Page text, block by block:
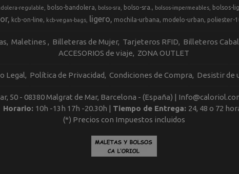
regulable bolso-bandolera bolso-sra bolso-sra. bolsos-impermeables bolsos-
kcb-on-line kcb-vegan-bags ligero mochila-urbana modelo-urban poliester-
Maletines Billeteras de Mujer Tarjeteros RFID Billeteros
ACCESORIOS de viaje ZONA OUTLET
Legal Política de Privacidad Condiciones de Compra Desistir de
50 - 08380 Malgrat de Mar, Barcelona - (España) |
Horario: 10h -13h 17h -20.30h | Tiempo de Entrega: 24, 48 o 72
(*) Precios con Impuestos incluidos